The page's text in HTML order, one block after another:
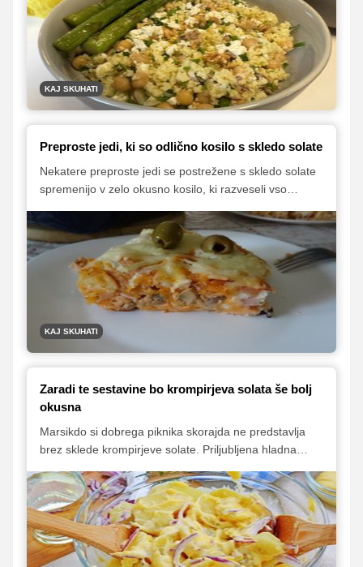
KAJ SKUHATI
Preproste jedi, ki so odlično kosilo s skledo solate
Nekatere preproste jedi se postrežene s skledo solate
spremenijo v zelo okusno kosilo, ki razveseli vso
žličniki z jajcem, s skledo solate pa lahko zmažemo tudi
jogurtove langaše ali funšterc, preprosto zasavsko jed,
nekakšno rahlo omleto, pečeno na svinjski masti. V
nadaljevanju vam predstavljamo še nekaj preprostih
jedi, ki jih za okusno domače kosilo postrezite z veliko
skledo solate.
KAJ SKUHATI
Zaradi te sestavine bo krompirjeva solata še bolj
okusna
Marsikdo si dobrega piknika skorajda ne predstavlja
brez sklede krompirjeve solate. Priljubljena hladna
odlično poda z ribami, s kuhanim, pečenim ali ocvrtim
mesom. S preprostim dodatkom iz domače shrambe
boste dosegli, da bo krompirjeva solata še bolj sočna in
okusna.